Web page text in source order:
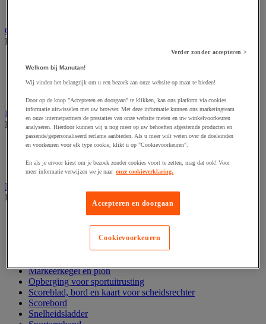
Gymnastiek en artistieke sport
Bekijk de hele productgroep
Gymuitrusting
Ritmisch gymtoestel
Krachttraining en fitness
Bekijk de hele productgroep
Fitnessapparaat
Yoga, pilates en gymnastiek
Multi sportuitrusting en accessoires
Bekijk de hele productgroep
Balbomp en balcompressor
Grondmarkering voor sporttraining
Hoepel en slalomstok
Markeerkegel en pion
Opberging voor sportuitrusting
Scoreblad, bord en kaart voor scheidsrechter
Scorebord
Snelheidsladder
Verder zonder accepteren >
Welkom bij Manutan!
Wij vinden het belangrijk om u een bezoek aan onze website op maat te bieden!
Door op de knop "Accepteren en doorgaan" te klikken, kan ons platform via cookies
informatie uitwisselen met uw browser. Met deze informatie kunnen ons marketingteam
en onze internetpartners de prestaties van onze website meten en uw winkelvoorkeuren
analyseren. Hierdoor kunnen wij u nog meer op uw behoeften afgestemde producten en
passende/gepersonaliseerd reclame aanbieden. Als u meer wilt weten over de doeleinden
en voorkeuren voor elk type cookie, klikt u op "Cookievoorkeuren".
En als je ervoor kiest om je bezoek zonder cookies voort te zetten, mag dat ook! Voor
meer informatie verwijzen we je naar onze cookieverklaring.
Accepteren en doorgaan
Cookievoorkeuren